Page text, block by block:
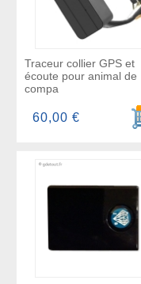
Traceur collier GPS et
écoute pour animal de
compa
60,00 €